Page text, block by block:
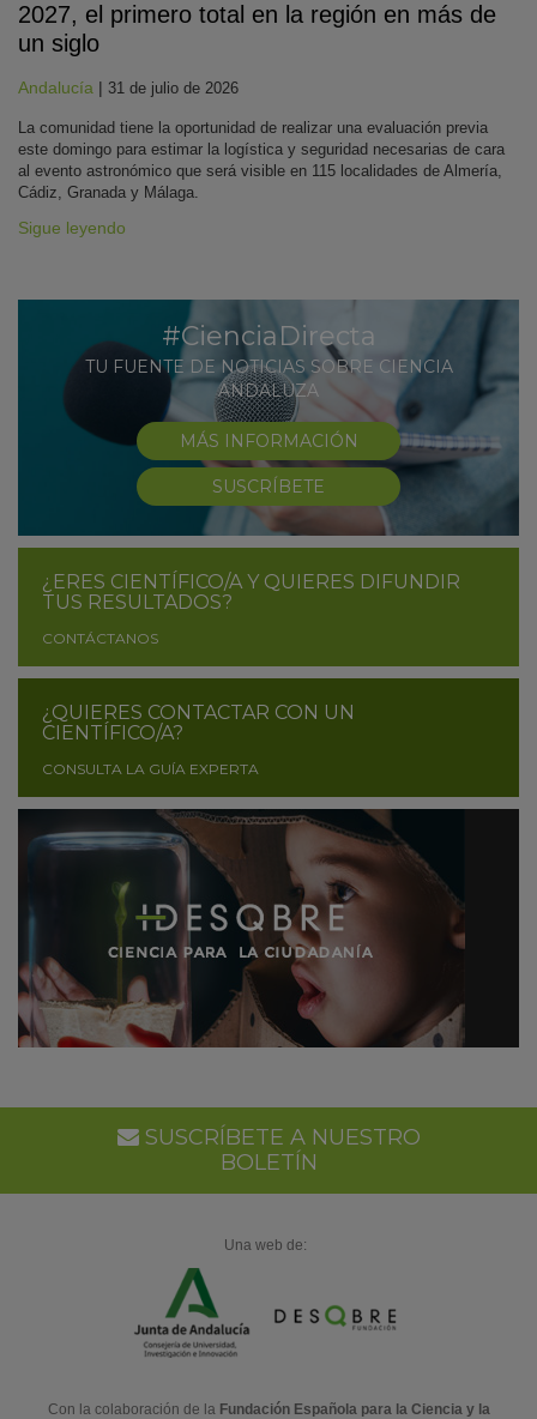
2027, el primero total en la región en más de
un siglo
Andalucía | 31 de julio de 2026
La comunidad tiene la oportunidad de realizar una evaluación previa
este domingo para estimar la logística y seguridad necesarias de cara
al evento astronómico que será visible en 115 localidades de Almería,
Cádiz, Granada y Málaga.
Sigue leyendo
#CienciaDirecta
TU FUENTE DE NOTICIAS SOBRE CIENCIA
ANDALUZA
MÁS INFORMACIÓN
SUSCRÍBETE
¿ERES CIENTÍFICO/A Y QUIERES DIFUNDIR
TUS RESULTADOS?
CONTÁCTANOS
¿QUIERES CONTACTAR CON UN
CIENTÍFICO/A?
CONSULTA LA GUÍA EXPERTA
SUSCRÍBETE A NUESTRO
BOLETÍN
Una web de:
Con la colaboración de la Fundación Española para la Ciencia y la